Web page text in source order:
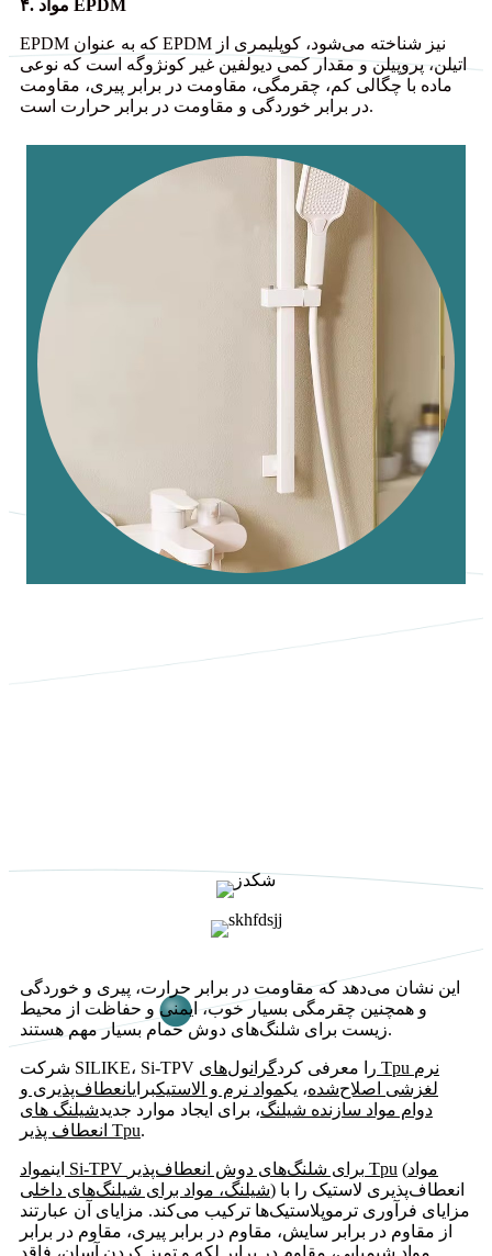
۴. مواد EPDM
EPDM که به عنوان EPDM نیز شناخته می‌شود، کوپلیمری از
اتیلن، پروپیلن و مقدار کمی دیولفین غیر کونژوگه است که نوعی
ماده با چگالی کم، چقرمگی، مقاومت در برابر پیری، مقاومت
در برابر خوردگی و مقاومت در برابر حرارت است.
این نشان می‌دهد که مقاومت در برابر حرارت، پیری و خوردگی
و همچنین چقرمگی بسیار خوب، ایمنی و حفاظت از محیط
زیست برای شلنگ‌های دوش حمام بسیار مهم هستند.
شرکت SILIKE، Si-TPV را معرفی کردگرانول‌های Tpu نرم
لغزشی اصلاح‌شده، یکمواد نرم و الاستیکبرایانعطاف‌پذیری و
دوام مواد سازنده شیلنگ، برای ایجاد موارد جدیدشیلنگ های
انعطاف پذیر Tpu.
این مواد Si-TPV برای شلنگ‌های دوش انعطاف‌پذیر Tpu (مواد
شیلنگ، مواد برای شیلنگ‌های داخلی) انعطاف‌پذیری لاستیک را با
مزایای فرآوری ترموپلاستیک‌ها ترکیب می‌کند. مزایای آن عبارتند
از مقاوم در برابر سایش، مقاوم در برابر پیری، مقاوم در برابر